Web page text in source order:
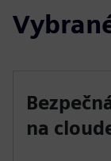
na